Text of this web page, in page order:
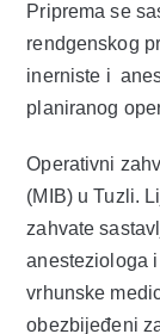
Priprema se
rendgenskog
inerniste i
planiranog
Operativni
(MIB) u Tuzli.
zahvate
anesteziologa
vrhunske
obezbijeđeni